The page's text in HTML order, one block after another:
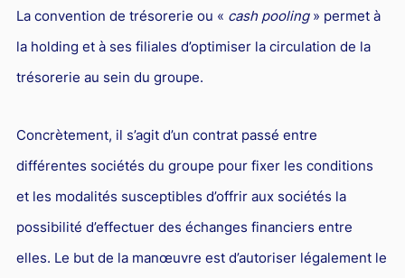
La convention de trésorerie ou « cash pooling» permet à
la holding et à ses filiales d’optimiser la circulation de la
trésorerie au sein du groupe.
Concrètement, il s’agit d’un contrat passé entre
différentes sociétés du groupe pour fixer les conditions
et les modalités susceptibles d’offrir aux sociétés la
possibilité d’effectuer des échanges financiers entre
elles. Le but de la manœuvre est d’autoriser légalement le